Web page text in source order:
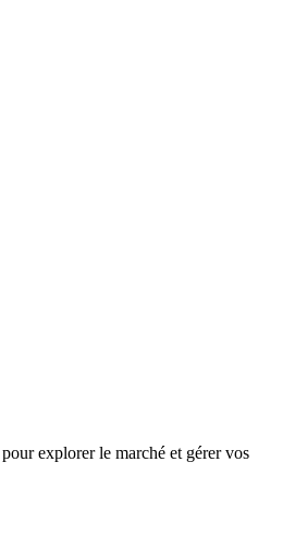
explorer le marché et gérer vos